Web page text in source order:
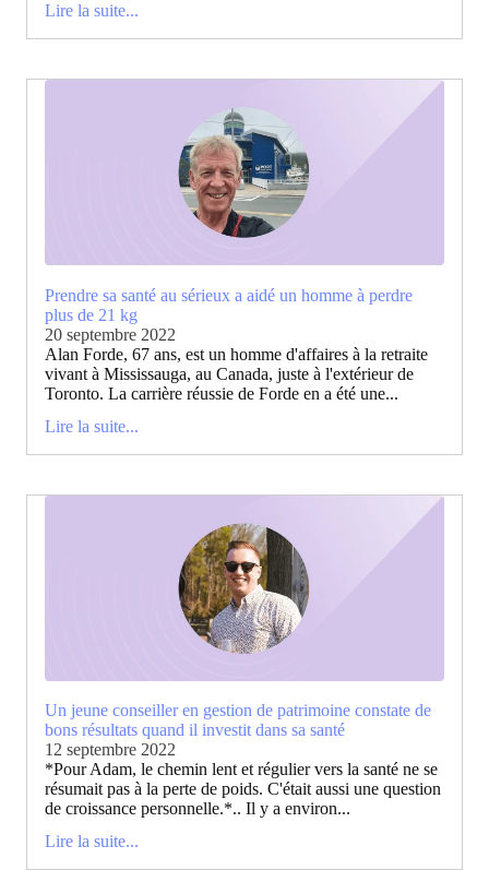
Lire la suite...
Prendre sa santé au sérieux a aidé un homme à perdre
plus de 21 kg
20 septembre 2022
Alan Forde, 67 ans, est un homme d'affaires à la retraite
vivant à Mississauga, au Canada, juste à l'extérieur de
Toronto. La carrière réussie de Forde en a été une...
Lire la suite...
Un jeune conseiller en gestion de patrimoine constate de
bons résultats quand il investit dans sa santé
12 septembre 2022
*Pour Adam, le chemin lent et régulier vers la santé ne se
résumait pas à la perte de poids. C'était aussi une question
de croissance personnelle.*.. Il y a environ...
Lire la suite...